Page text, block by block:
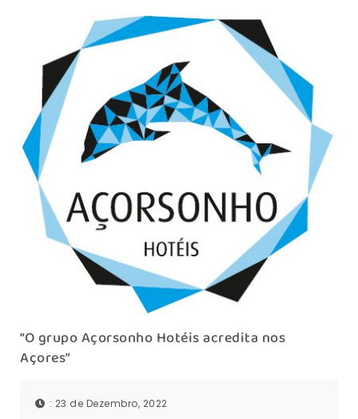
“O grupo Açorsonho Hotéis acredita nos
Açores”
: 23 de Dezembro, 2022